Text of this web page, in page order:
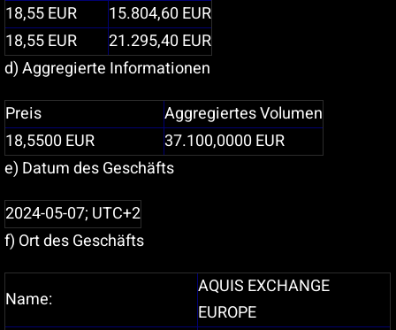
18,55EUR 15.804,60EUR
18,55EUR 21.295,40EUR
d) Aggregierte Informationen
Preis
Aggregiertes Volumen
18,5500EUR 37.100,0000EUR
e) Datum des Geschäfts
2024-05-07; UTC+2
f) Ort des Geschäfts
Name:
AQUIS EXCHANGE
EUROPE